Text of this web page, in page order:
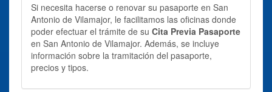
Si necesita hacerse o renovar su pasaporte en San
Antonio de Vilamajor, le facilitamos las oficinas donde
poder efectuar el trámite de su Cita Previa Pasaporte
en San Antonio de Vilamajor. Además, se incluye
información sobre la tramitación del pasaporte,
precios y tipos.